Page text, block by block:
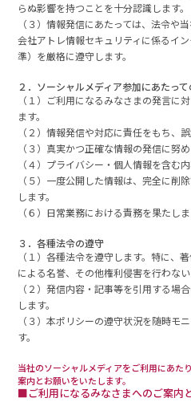
らぬ影響を持つことを十分認識します。
（３）情報発信にあたっては、法令や
会社アトレ情報セキュリティに係るイ
準）を厳格に遵守します。
２．ソーシャルメディア参加にあたって
（１）ご利用になるみなさまの発言に
ます。
（２）情報発信や対応に責任をもち、
（３）真実かつ正確な情報の発信に努め
（４）プライバシー・個人情報を含む
（５）一度公開した情報は、完全に削
します。
（６）日常業務における責務を果たしま
３．各種法令の遵守
（１）各種法令を遵守します。特に、
による名誉、その他権利侵害を行わない
（２）発信内容・記事等を引用する場
します。
（３）本ポリシーの遵守状況を随時モ
す。
当社のソーシャルメディアをご利用にあた
案内とお願いをいたします。
■ご利用になるみなさまへのご案内